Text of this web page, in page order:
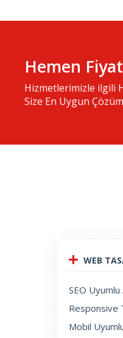
Hemen
Hizmetlerimizle ilgili
Size En Uygun
WEB
SEO Uyumlu
Responsive
Mobil